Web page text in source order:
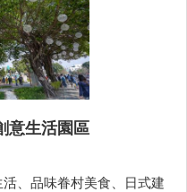
意生活園區
、品味眷村美食、日式建